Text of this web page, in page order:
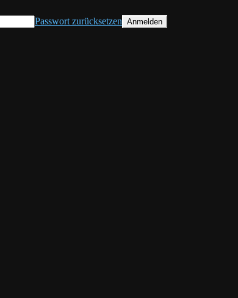
Passwort zurücksetzen